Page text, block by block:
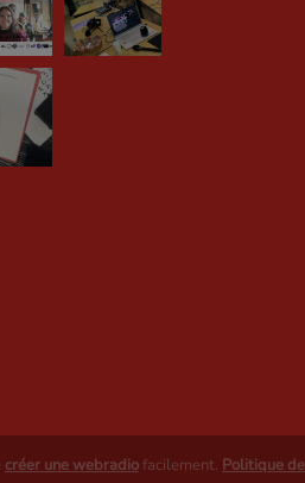
créer une webradio facilement. Politique